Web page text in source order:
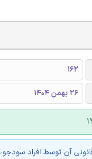
162
26 بهمن 1404
آن توسط افراد سودجو،